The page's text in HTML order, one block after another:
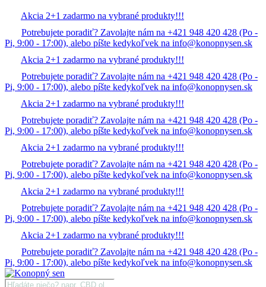
Akcia 2+1 zadarmo na vybrané produkty!!!
Potrebujete poradiť? Zavolajte nám na +421 948 420 428 (Po -
Pi, 9:00 - 17:00), alebo píšte kedykoľvek na info@konopnysen.sk
Akcia 2+1 zadarmo na vybrané produkty!!!
Potrebujete poradiť? Zavolajte nám na +421 948 420 428 (Po -
Pi, 9:00 - 17:00), alebo píšte kedykoľvek na info@konopnysen.sk
Akcia 2+1 zadarmo na vybrané produkty!!!
Potrebujete poradiť? Zavolajte nám na +421 948 420 428 (Po -
Pi, 9:00 - 17:00), alebo píšte kedykoľvek na info@konopnysen.sk
Akcia 2+1 zadarmo na vybrané produkty!!!
Potrebujete poradiť? Zavolajte nám na +421 948 420 428 (Po -
Pi, 9:00 - 17:00), alebo píšte kedykoľvek na info@konopnysen.sk
Akcia 2+1 zadarmo na vybrané produkty!!!
Potrebujete poradiť? Zavolajte nám na +421 948 420 428 (Po -
Pi, 9:00 - 17:00), alebo píšte kedykoľvek na info@konopnysen.sk
Akcia 2+1 zadarmo na vybrané produkty!!!
Potrebujete poradiť? Zavolajte nám na +421 948 420 428 (Po -
Pi, 9:00 - 17:00), alebo píšte kedykoľvek na info@konopnysen.sk
Products